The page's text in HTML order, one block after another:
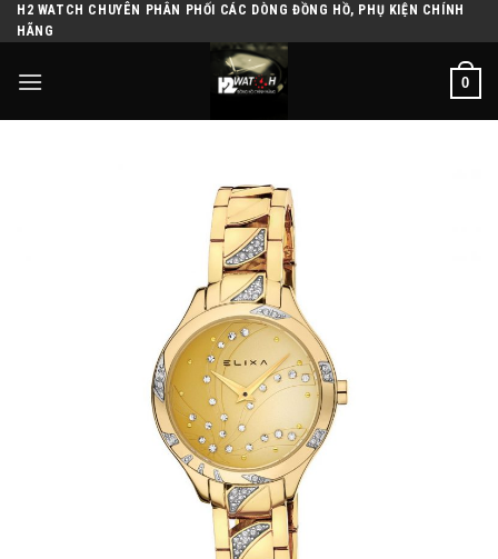
Skip
to
content
H2 WATCH CHUYÊN PHÂN PHỐI CÁC DÒNG ĐỒNG HỒ, PHỤ KIỆN CHÍNH
HÃNG
0